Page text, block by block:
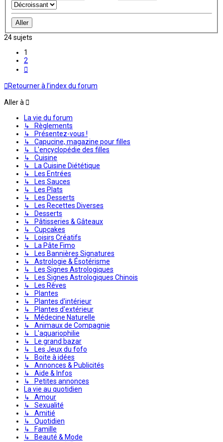
24 sujets
1
2
Retourner à l’index du forum
Aller à
La vie du forum
↳ Règlements
↳ Présentez-vous !
↳ Capucine, magazine pour filles
↳ L'encyclopédie des filles
↳ Cuisine
↳ La Cuisine Diététique
↳ Les Entrées
↳ Les Sauces
↳ Les Plats
↳ Les Desserts
↳ Les Recettes Diverses
↳ Desserts
↳ Pâtisseries & Gâteaux
↳ Cupcakes
↳ Loisirs Créatifs
↳ La Pâte Fimo
↳ Les Bannières Signatures
↳ Astrologie & Ésotérisme
↳ Les Signes Astrologiques
↳ Les Signes Astrologiques Chinois
↳ Les Rêves
↳ Plantes
↳ Plantes d'intérieur
↳ Plantes d'extérieur
↳ Médecine Naturelle
↳ Animaux de Compagnie
↳ L'aquariophilie
↳ Le grand bazar
↳ Les Jeux du fofo
↳ Boite à idées
↳ Annonces & Publicités
↳ Aide & Infos
↳ Petites annonces
La vie au quotidien
↳ Amour
↳ Sexualité
↳ Amitié
↳ Quotidien
↳ Famille
↳ Beauté & Mode